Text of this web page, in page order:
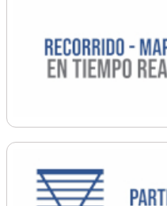
Ordenamiento
Promoción Social
Salud
Secretaría General